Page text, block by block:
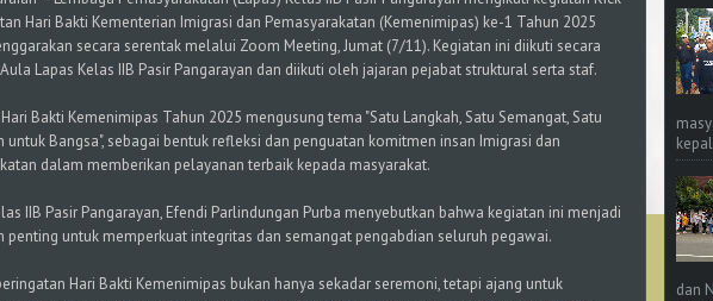
Hari Bakti Kementerian Imigrasi dan Pemasyarakatan (Kemenimipas) ke-1 Tahun 2025
secara serentak melalui Zoom Meeting, Jumat (7/11). Kegiatan ini diikuti secara
Lapas Kelas IIB Pasir Pangarayan dan diikuti oleh jajaran pejabat struktural serta staf.
Bakti Kemenimipas Tahun 2025 mengusung tema "Satu Langkah, Satu Semangat, Satu
untuk Bangsa", sebagai bentuk refleksi dan penguatan komitmen insan Imigrasi dan
dalam memberikan pelayanan terbaik kepada masyarakat.
IIB Pasir Pangarayan, Efendi Parlindungan Purba menyebutkan bahwa kegiatan ini menjadi
penting untuk memperkuat integritas dan semangat pengabdian seluruh pegawai.
Hari Bakti Kemenimipas bukan hanya sekadar seremoni, tetapi ajang untuk
dan